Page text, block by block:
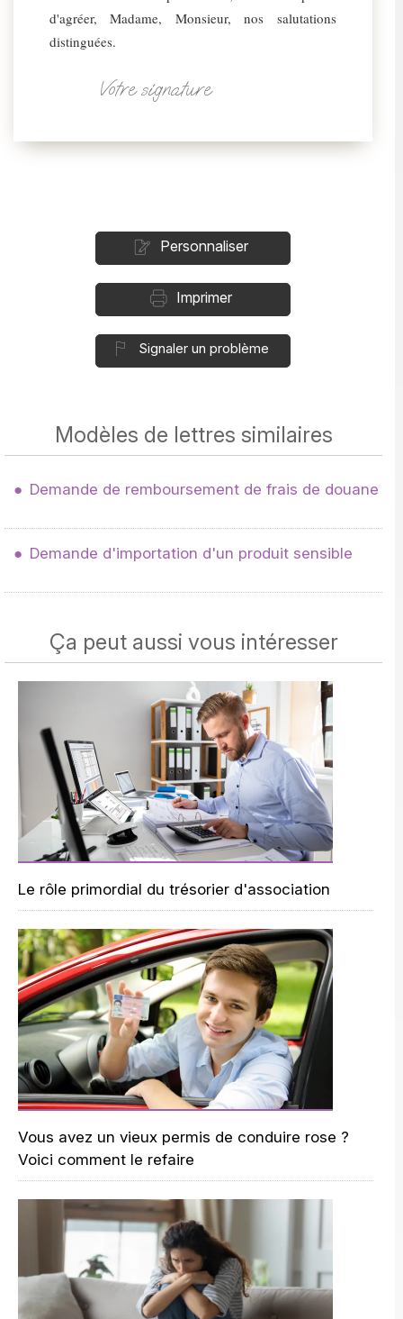
d'agréer, Madame, Monsieur, nos salutations
distinguées.
Votre signature
Personnaliser
Imprimer
Signaler un problème
Modèles de lettres similaires
Demande de remboursement de frais de douane
Demande d'importation d'un produit sensible
Ça peut aussi vous intéresser
Le rôle primordial du trésorier d'association
Vous avez un vieux permis de conduire rose ?
Voici comment le refaire